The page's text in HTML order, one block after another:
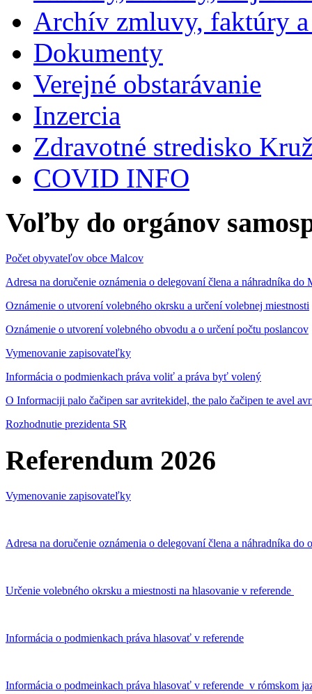
Archív zmluvy, faktúry
Dokumenty
Verejné obstarávanie
Inzercia
Zdravotné stredisko
COVID INFO
Voľby do orgánov
Počet obyvateľov obce Malcov
Adresa na doručenie oznámenia o delegovaní člena a náhradníka
Oznámenie o utvorení volebného okrsku a určení volebnej miestnosti
Oznámenie o utvorení volebného obvodu a o určení počtu poslancov
Vymenovanie zapisovateľky
Informácia o podmienkach práva voliť a práva byť volený
O Informaciji palo čačipen sar avritekidel, the palo čačipen te avel
Rozhodnutie prezidenta SR
Referendum 2026
Vymenovanie zapisovateľky
Adresa na doručenie oznámenia o delegovaní člena a náhradníka
Určenie volebného okrsku a miestnosti na hlasovanie v referende
Informácia o podmienkach práva hlasovať v referende
Informácia o podmeinkach práva hlasovať v referende v rómskom